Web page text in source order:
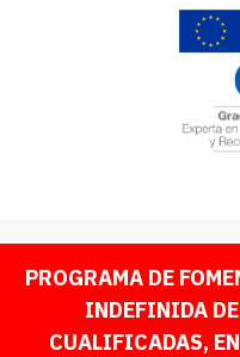
PROGRAMA DE
INDEFINIDA
CUALIFICADAS,